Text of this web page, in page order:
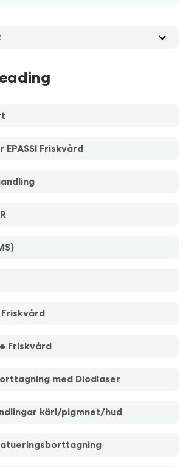
EPASSI Friskvård
Friskvård
med Diodlaser
kärl/pigmnet/hud